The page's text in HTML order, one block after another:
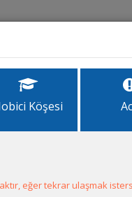
Forum
Köşesi
eğer tekrar ulaşmak